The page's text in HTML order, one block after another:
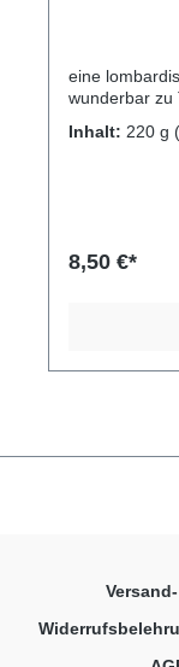
eine
wunderbar zu
Inhalt: 220 g
8,50 €*